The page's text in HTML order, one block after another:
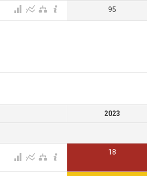
95
2023
18